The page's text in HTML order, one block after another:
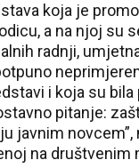
koja je
a na njoj su
radnji,
i koja su bila
pitanje:
javnim novcem”,
na društvenim